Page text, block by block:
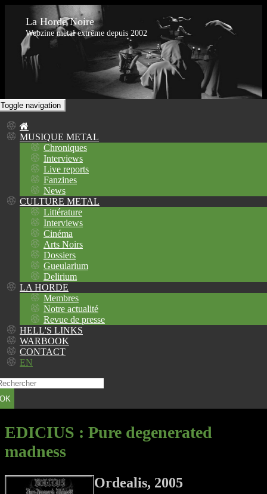
La Horde Noire
Webzine metal extrême depuis 2002
Toggle navigation
MUSIQUE METAL
Chroniques
Interviews
Live reports
Fanzines
News
CULTURE METAL
Littérature
Interviews
Cinéma
Arts Noirs
Dossiers
Gueularium
Delirium
LA HORDE
Membres
Notre actualité
Revue de presse
HELL'S LINKS
WARBOOK
CONTACT
EN
OK
EDICIUS : Pure degenerated
madness
Ordealis, 2005